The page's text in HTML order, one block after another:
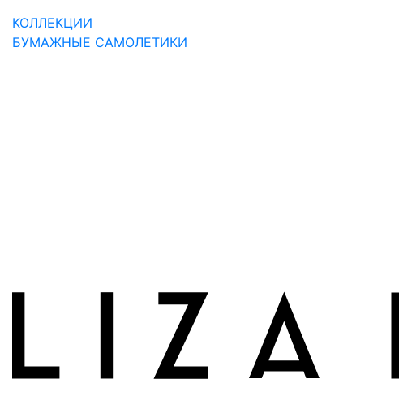
КОЛЛЕКЦИИ
БУМАЖНЫЕ САМОЛЕТИКИ